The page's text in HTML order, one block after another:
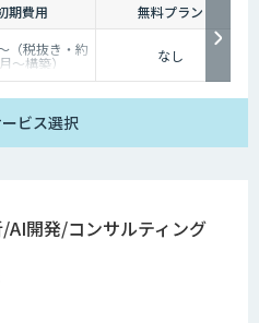
期費用
無料プラン
（税抜き・約
〜構築） なし
ビス選択
AI開発/コンサルティング